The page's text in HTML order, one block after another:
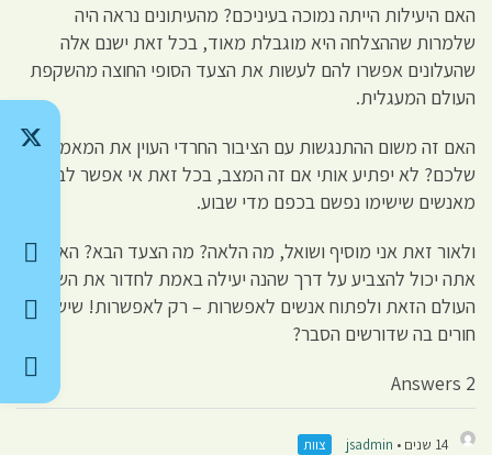
האם היעילות הייתה נמוכה בעיניכם? מהעיתונים נראה היה
שלמרות שההצלחה היא מוגבלת מאוד, בכל זאת ישנם אלה
שהעלונים אפשרו להם לעשות את הצעד הסופי החוצה מהשקפת
העולם המעגלית.
האם זה משום ההתנגשות עם הציבור החרדי העוין את המאמץ
שלכם? לא יפתיע אותי אם זה המצב, בכל זאת אי אפשר לבקש
מאנשים שישימו נפשם בכפם מדי שבוע.
ולאור זאת אני מוסיף ושואל, מה הלאה? מה הצעד הבא? האם
אתה יכול להצביע על דרך שהנה יעילה באמת לחדור את השקפת
העולם הזאת ולפתוח אנשים לאפשרות – רק לאפשרות! שישנם
חורים בה שדורשים הסבר?
2 Answers
14 שנים • jsadmin צוות